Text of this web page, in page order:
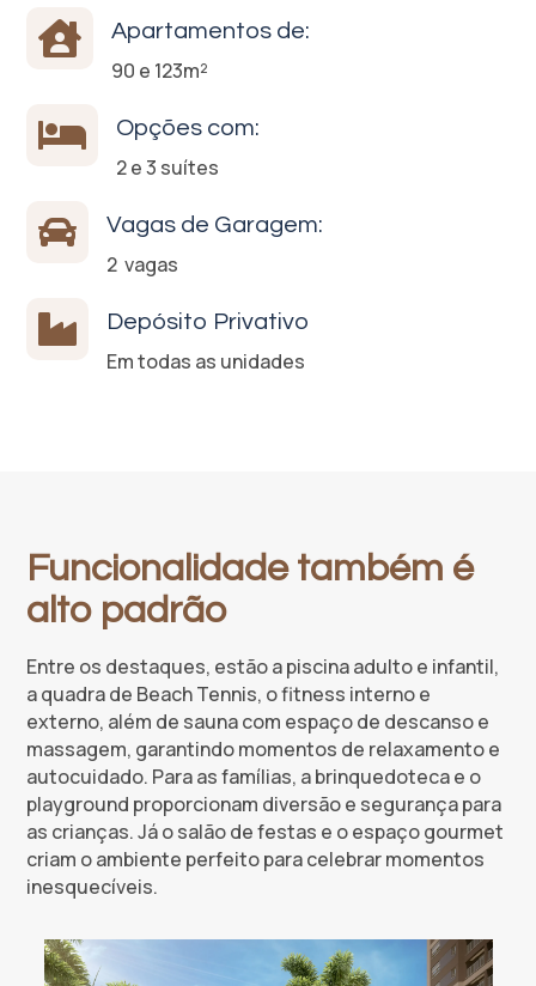
 Apartamentos de:
90 e 123m²
 Opções com:
2 e 3 suítes
 Vagas de Garagem:
2 vagas
 Depósito Privativo
Em todas as unidades
Funcionalidade também é
alto padrão
Entre os destaques, estão a piscina adulto e infantil,
a quadra de Beach Tennis, o fitness interno e
externo, além de sauna com espaço de descanso e
massagem, garantindo momentos de relaxamento e
autocuidado. Para as famílias, a brinquedoteca e o
playground proporcionam diversão e segurança para
as crianças. Já o salão de festas e o espaço gourmet
criam o ambiente perfeito para celebrar momentos
inesquecíveis.